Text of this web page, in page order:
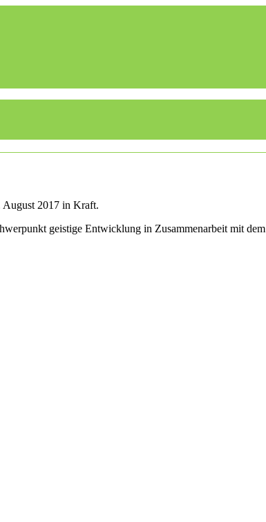
August 2017 in Kraft.
geistige Entwicklung in Zusammenarbeit mit dem